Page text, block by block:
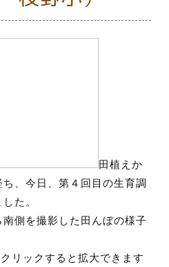
田植えか
、今日、第４回目の生育調
た。
側を撮影した田んぼの様子
リックすると拡大できます